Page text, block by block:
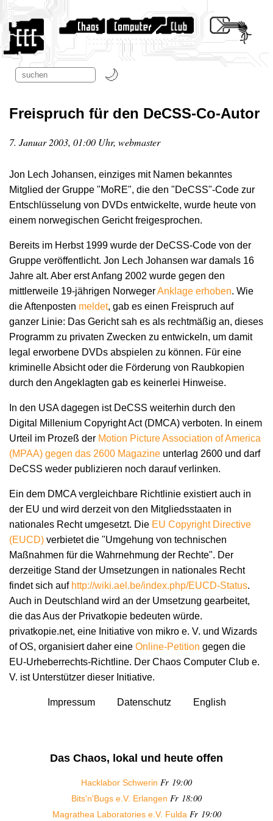
Freispruch für den DeCSS-Co-Autor
7. Januar 2003, 01:00 Uhr, webmaster
Jon Lech Johansen, einziges mit Namen bekanntes
Mitglied der Gruppe "MoRE", die den "DeCSS"-Code zur
Entschlüsselung von DVDs entwickelte, wurde heute von
einem norwegischen Gericht freigesprochen.
Bereits im Herbst 1999 wurde der DeCSS-Code von der
Gruppe veröffentlicht. Jon Lech Johansen war damals 16
Jahre alt. Aber erst Anfang 2002 wurde gegen den
mittlerweile 19-jährigen NorwegerAnklage erhoben. Wie
die Aftenposten meldet, gab es einen Freispruch auf
ganzer Linie: Das Gericht sah es als rechtmäßig an, dieses
Programm zu privaten Zwecken zu entwickeln, um damit
legal erworbene DVDs abspielen zu können. Für eine
kriminelle Absicht oder die Förderung von Raubkopien
durch den Angeklagten gab es keinerlei Hinweise.
In den USA dagegen ist DeCSS weiterhin durch den
Digital Millenium Copyright Act (DMCA) verboten. In einem
Urteil im Prozeß der Motion Picture Association of America
(MPAA) gegen das 2600 Magazine unterlag 2600 und darf
DeCSS weder publizieren noch darauf verlinken.
Ein dem DMCA vergleichbare Richtlinie existiert auch in
der EU und wird derzeit von den Mitgliedsstaaten in
nationales Recht umgesetzt. Die EU Copyright Directive
(EUCD) verbietet die "Umgehung von technischen
Maßnahmen für die Wahrnehmung der Rechte". Der
derzeitige Stand der Umsetzungen in nationales Recht
findet sich auf http://wiki.ael.be/index.php/EUCD-Status.
Auch in Deutschland wird an der Umsetzung gearbeitet,
die das Aus der Privatkopie bedeuten würde.
privatkopie.net, eine Initiative von mikro e. V. und Wizards
of OS, organisiert daher eine Online-Petition gegen die
EU-Urheberrechts-Richtline. Der Chaos Computer Club e.
V. ist Unterstützer dieser Initiative.
Impressum Datenschutz English
Das Chaos, lokal und heute offen
Hacklabor Schwerin Fr 19:00
Bits'n'Bugs e.V. Erlangen Fr 18:00
Magrathea Laboratories e.V. Fulda Fr 19:00